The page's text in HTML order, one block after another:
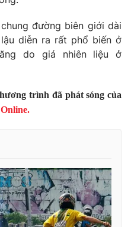
video
đường biên giới dài
diễn ra rất phổ biến ở
do giá nhiên liệu ở
trình đã phát sóng của